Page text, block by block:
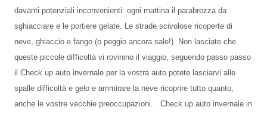
davanti potenziali inconvenienti: ogni mattina il parabrezza da
sghiacciare e le portiere gelate. Le strade scivolose ricoperte di
neve, ghiaccio e fango (o peggio ancora sale!). Non lasciate che
queste piccole difficoltà vi rovinino il viaggio, seguendo passo passo
il Check up auto invernale per la vostra auto potete lasciarvi alle
spalle difficoltà e gelo e ammirare la neve ricoprire tutto quanto,
anche le vostre vecchie preoccupazioni. Check up auto invernale in